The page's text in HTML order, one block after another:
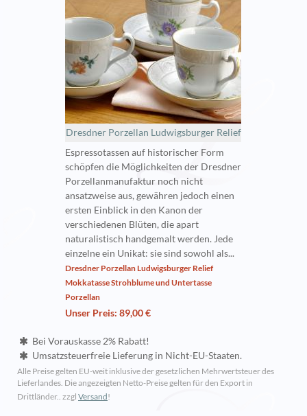
Dresdner Porzellan Ludwigsburger Relief
Espressotassen auf historischer Form
schöpfen die Möglichkeiten der Dresdner
Porzellanmanufaktur noch nicht
ansatzweise aus, gewähren jedoch einen
ersten Einblick in den Kanon der
verschiedenen Blüten, die apart
naturalistisch handgemalt werden. Jede
einzelne ein Unikat: sie sind sowohl als...
Dresdner Porzellan Ludwigsburger Relief
Mokkatasse Strohblume und Untertasse
Porzellan
Unser Preis: 89,00 €
Bei Vorauskasse 2% Rabatt!
Umsatzsteuerfreie Lieferung in Nicht-EU-Staaten.
Alle Preise gelten EU-weit inklusive der gesetzlichen Mehrwertsteuer des
Lieferlandes. Die angezeigten Netto-Preise gelten für den Export in
Drittländer.. zzgl Versand!